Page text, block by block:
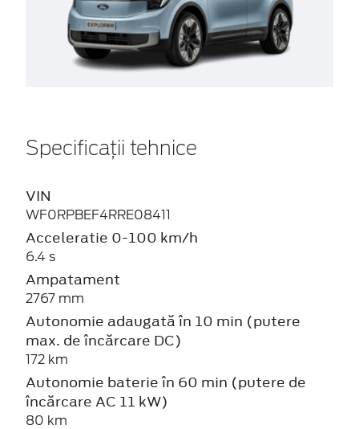
Specificații tehnice
VIN
WF0RPBEF4RRE08411
Acceleratie 0-100 km/h
6.4 s
Ampatament
2767 mm
Autonomie adaugată în 10 min (putere
max. de încărcare DC)
172 km
Autonomie baterie în 60 min (putere de
încărcare AC 11 kW)
80 km